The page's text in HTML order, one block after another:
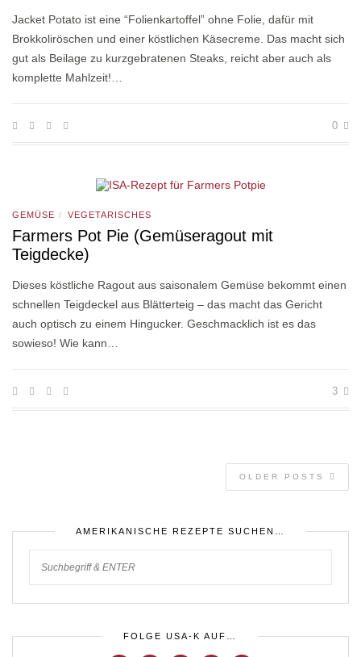
Jacket Potato ist eine “Folienkartoffel” ohne Folie, dafür mit
Brokkoliröschen und einer köstlichen Käsecreme. Das macht sich
gut als Beilage zu kurzgebratenen Steaks, reicht aber auch als
komplette Mahlzeit!…
0
GEMÜSE / VEGETARISCHES
Farmers Pot Pie (Gemüseragout mit
Teigdecke)
Dieses köstliche Ragout aus saisonalem Gemüse bekommt einen
schnellen Teigdeckel aus Blätterteig – das macht das Gericht
auch optisch zu einem Hingucker. Geschmacklich ist es das
sowieso! Wie kann…
3
OLDER POSTS
AMERIKANISCHE REZEPTE SUCHEN…
FOLGE USA-K AUF…